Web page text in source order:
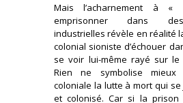
Mais l’acharnement à
emprisonner dans
industrielles révèle en réalité
colonial sioniste d’échouer
se voir lui-même rayé sur le
Rien ne symbolise
coloniale la lutte à mort qui
et colonisé. Car si la prison